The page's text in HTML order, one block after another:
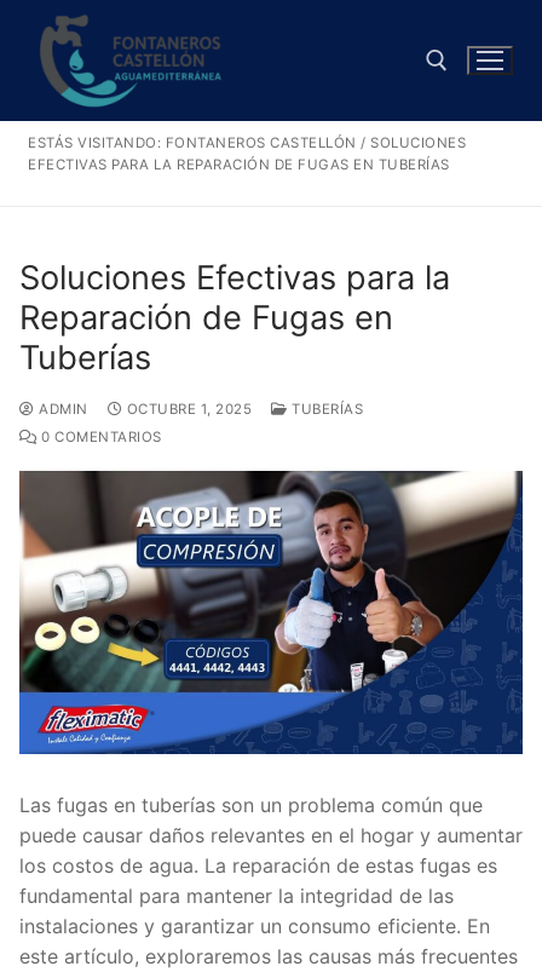
contenido
Buscar:
ESTÁS VISITANDO: FONTANEROS CASTELLÓN /SOLUCIONES
EFECTIVAS PARA LA REPARACIÓN DE FUGAS EN TUBERÍAS
Soluciones Efectivas para la
Reparación de Fugas en
Tuberías
ADMIN OCTUBRE 1, 2025
TUBERÍAS
0 COMENTARIOS
Las fugas en tuberías son un problema común que
puede causar daños relevantes en el hogar y aumentar
los costos de agua. La reparación de estas fugas es
fundamental para mantener la integridad de las
instalaciones y garantizar un consumo eficiente. En
este artículo, exploraremos las causas más frecuentes